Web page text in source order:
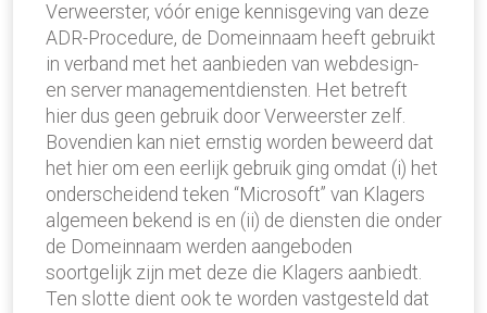
Verweerster, vóór enige kennisgeving van deze
ADR-Procedure, de Domeinnaam heeft gebruikt
in verband met het aanbieden van webdesign-
en server managementdiensten. Het betreft
hier dus geen gebruik door Verweerster zelf.
Bovendien kan niet ernstig worden beweerd dat
het hier om een eerlijk gebruik ging omdat (i) het
onderscheidend teken “Microsoft” van Klagers
algemeen bekend is en (ii) de diensten die onder
de Domeinnaam werden aangeboden
soortgelijk zijn met deze die Klagers aanbiedt.
Ten slotte dient ook te worden vastgesteld dat